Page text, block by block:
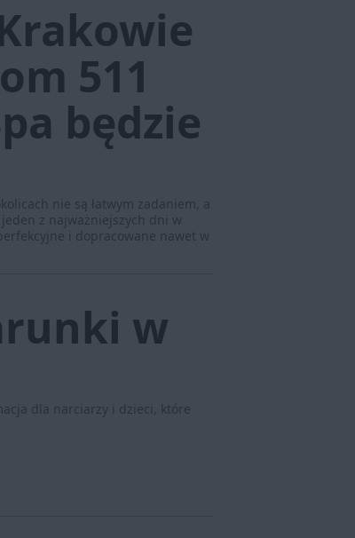
511
będzie
nie są łatwym zadaniem, a
z najważniejszych dni w
i dopracowane nawet w
w
dla narciarzy i dzieci, które